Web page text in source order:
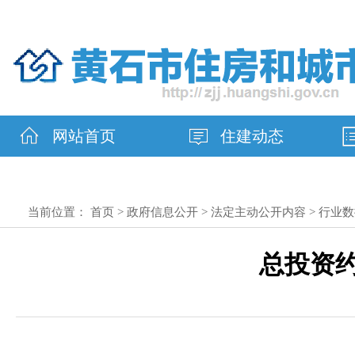
网站首页 住建动态
当前位置： 首页 > 政府信息公开 > 法定主动公开内容 > 行业
总投资